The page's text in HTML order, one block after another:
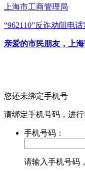
上海市工商管理局
“962110”反诈劝阻电话
亲爱的市民朋友，上
您还未绑定手机号
请绑定手机号码，进行
手机号码：
请输入手机号码